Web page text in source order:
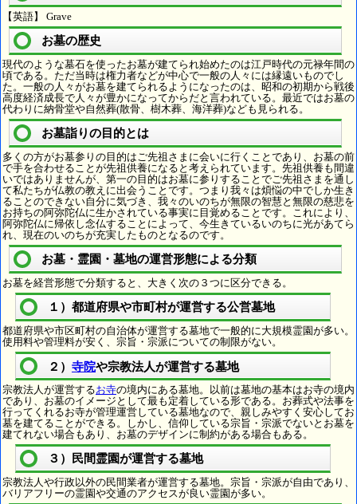
【英語】 Grave
お墓の歴史
現代のような墓石を使ったお墓が建てられ始めたのは江戸時代の元禄年間の
頃である。ただ当時は権力者などが中心で一般の人々には縁遠いものでし
た。一般の人々がお墓を建てられるようになったのは、昭和の初期から戦後
高度経済成長で人々が豊かになってからだと言われている。最近ではお墓の
代わりに納骨堂や自然葬(散骨、樹木葬、海洋葬)なども見られる。
お墓詣りの目的とは
多くの方がお墓参りの目的はご先祖さまに会いに行くことであり、お墓の前
で手を合わせることが先祖供養になると考えられています。先祖供養も間違
いではありませんが、第一の目的はお墓に参りすることでご先祖さまを通し
て私たちが仏教の教えに出会うことです。つまり我々は煩悩の中でしか生き
ることのできない自分に気づき、我々のいのちが無限の智慧と無限の慈悲を
お持ちの阿弥陀仏に生かされている事実に目覚めることです。これにより、
阿弥陀仏に帰依し念仏することによって、今生きているいのちに光があてら
れ、現在のいのちが充実したものとなるのです。
お墓・霊園・墓地の運営形態による分類
お墓を経営形態で分類すると、大きく次の３つに区分できる。
１）都道府県や市町村が運営する公営墓地
都道府県や市区町村の自治体が運営する墓地で一般的に大規模霊園が多い。
使用料や管理料が安く、宗旨・宗派についての制限がない。
２） 寺院や宗教法人が運営する墓地
宗教法人が運営するお寺の境内にある墓地。以前は墓地の基本はお寺の境内
であり、お墓のイメージとして最も定着している形である。お葬式や法事を
行ってくれるお寺が管理運営している墓地なので、親しみやすく安心してお
墓を建てることができる。しかし、信仰している宗旨・宗派でないとお墓を
建てれない場合もあり、お墓のデザインに制約がある場合もある。
３）民間霊園が運営する墓地
宗教法人や行政以外の民間業者が運営する墓地。宗旨・宗派が自由であり、
バリアフリーの霊園や交通のアクセスが良い霊園が多い。